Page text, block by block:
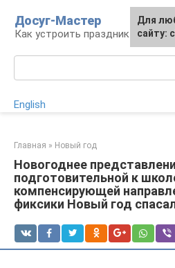
контенту
Досуг-Мастер
Как устроить праздник
English
Главная » Новый год
Новогоднее
подготовительной к
компенсирующей
фиксики Новый год
Для
сайту:
Для
сайту: